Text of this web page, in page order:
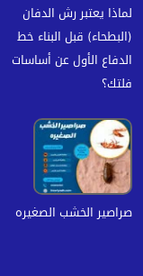
لماذا يعتبر رش الدفان
(البطحاء) قبل البناء خط
الدفاع الأول عن أساسات
فلتك؟
صراصير الخشب الصغيره